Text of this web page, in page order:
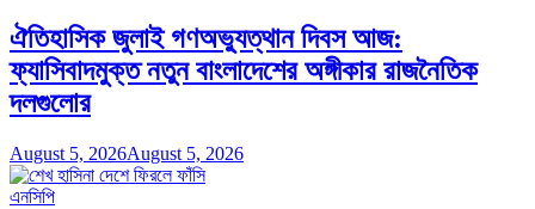
ঐতিহাসিক জুলাই গণঅভ্যুত্থান দিবস আজ:
ফ্যাসিবাদমুক্ত নতুন বাংলাদেশের অঙ্গীকার রাজনৈতিক
দলগুলোর
August 5, 2026August 5, 2026
এনসিপি